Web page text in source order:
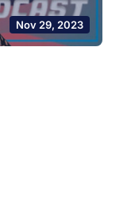
Nov 29, 2023